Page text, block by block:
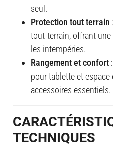
seul.
Protection tout terrain
tout-terrain, offrant
les intempéries.
Rangement et confort
pour tablette et
accessoires essentiels.
TECHNIQUES